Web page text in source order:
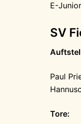
E-
SV
Paul
Tore: